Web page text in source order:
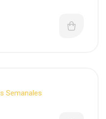
Semanales